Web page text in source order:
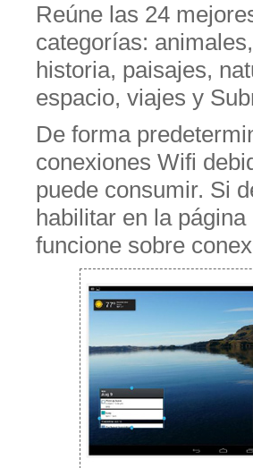
Reúne las 24
categorías:
historia, paisajes,
espacio, viajes y
De forma
conexiones Wifi
puede consumir. Si
habilitar en la
funcione sobre